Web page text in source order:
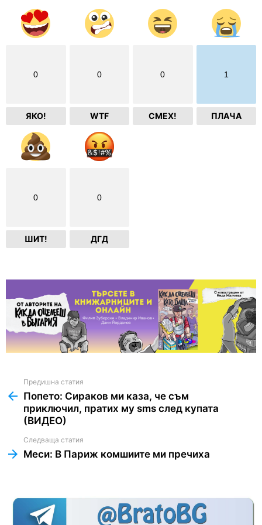
0
ЯКО!
0
WTF
0
СМЕХ!
1
ПЛАЧА
0
ШИТ!
0
ДГД
more
Предишна статия
Попето: Сираков ми каза, че съм
приключил, пратих му sms след купата
(ВИДЕО)
Следваща статия
Меси: В Париж комшиите ми пречиха